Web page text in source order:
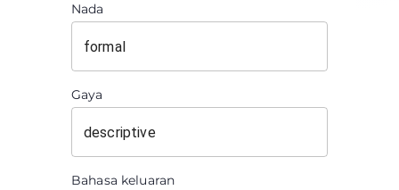
Nada
Gaya
Bahasa keluaran